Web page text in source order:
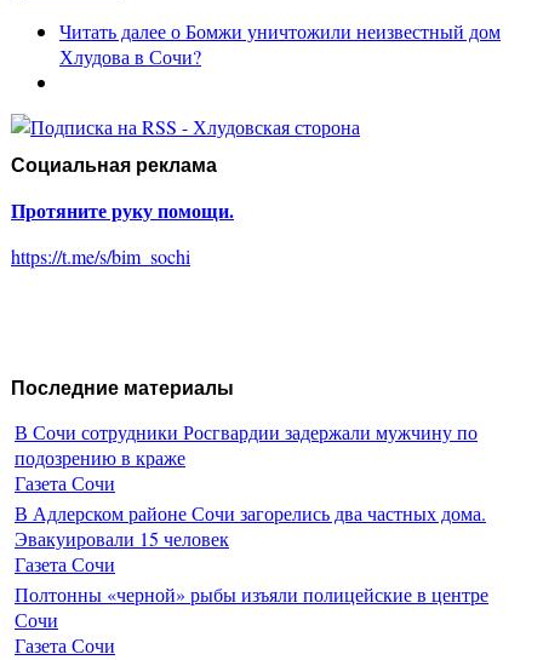
Читать далеео Бомжи уничтожили неизвестный дом
Хлудова в Сочи?
Социальная реклама
Протяните руку помощи.
https://t.me/s/bim_sochi
Последние материалы
В Сочи сотрудники Росгвардии задержали мужчину по
подозрению в краже
Газета Сочи
В Адлерском районе Сочи загорелись два частных дома.
Эвакуировали 15 человек
Газета Сочи
Полтонны «черной» рыбы изъяли полицейские в центре
Сочи
Газета Сочи